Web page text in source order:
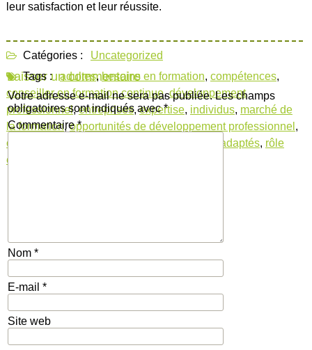
leur satisfaction et leur réussite.
Catégories :
Uncategorized
Tags : adultes,besoins en formation, compétences,
conseiller en formation continue,développement
professionnel,entreprises,expertise, individus, marché de
la formation,opportunités de développement professionnel ,
orientation
programmes adaptés, rôle
essentiel
Laisser un commentaire
Votre adresse e-mail ne sera pas publiée. Les champs
obligatoires sont indiqués avec*
Commentaire*
Nom *
E-mail *
Site web